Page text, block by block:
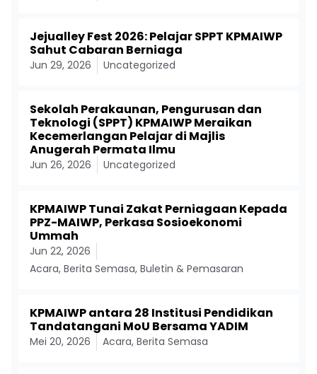
Jejualley Fest 2026: Pelajar SPPT KPMAIWP
Sahut Cabaran Berniaga
Jun 29, 2026 Uncategorized
Sekolah Perakaunan, Pengurusan dan
Teknologi (SPPT) KPMAIWP Meraikan
Kecemerlangan Pelajar di Majlis
Anugerah Permata Ilmu
Jun 26, 2026 Uncategorized
KPMAIWP Tunai Zakat Perniagaan Kepada
PPZ-MAIWP, Perkasa Sosioekonomi
Ummah
Jun 22, 2026
Acara, Berita Semasa, Buletin & Pemasaran
KPMAIWP antara 28 Institusi Pendidikan
Tandatangani MoU Bersama YADIM
Mei 20, 2026 Acara, Berita Semasa